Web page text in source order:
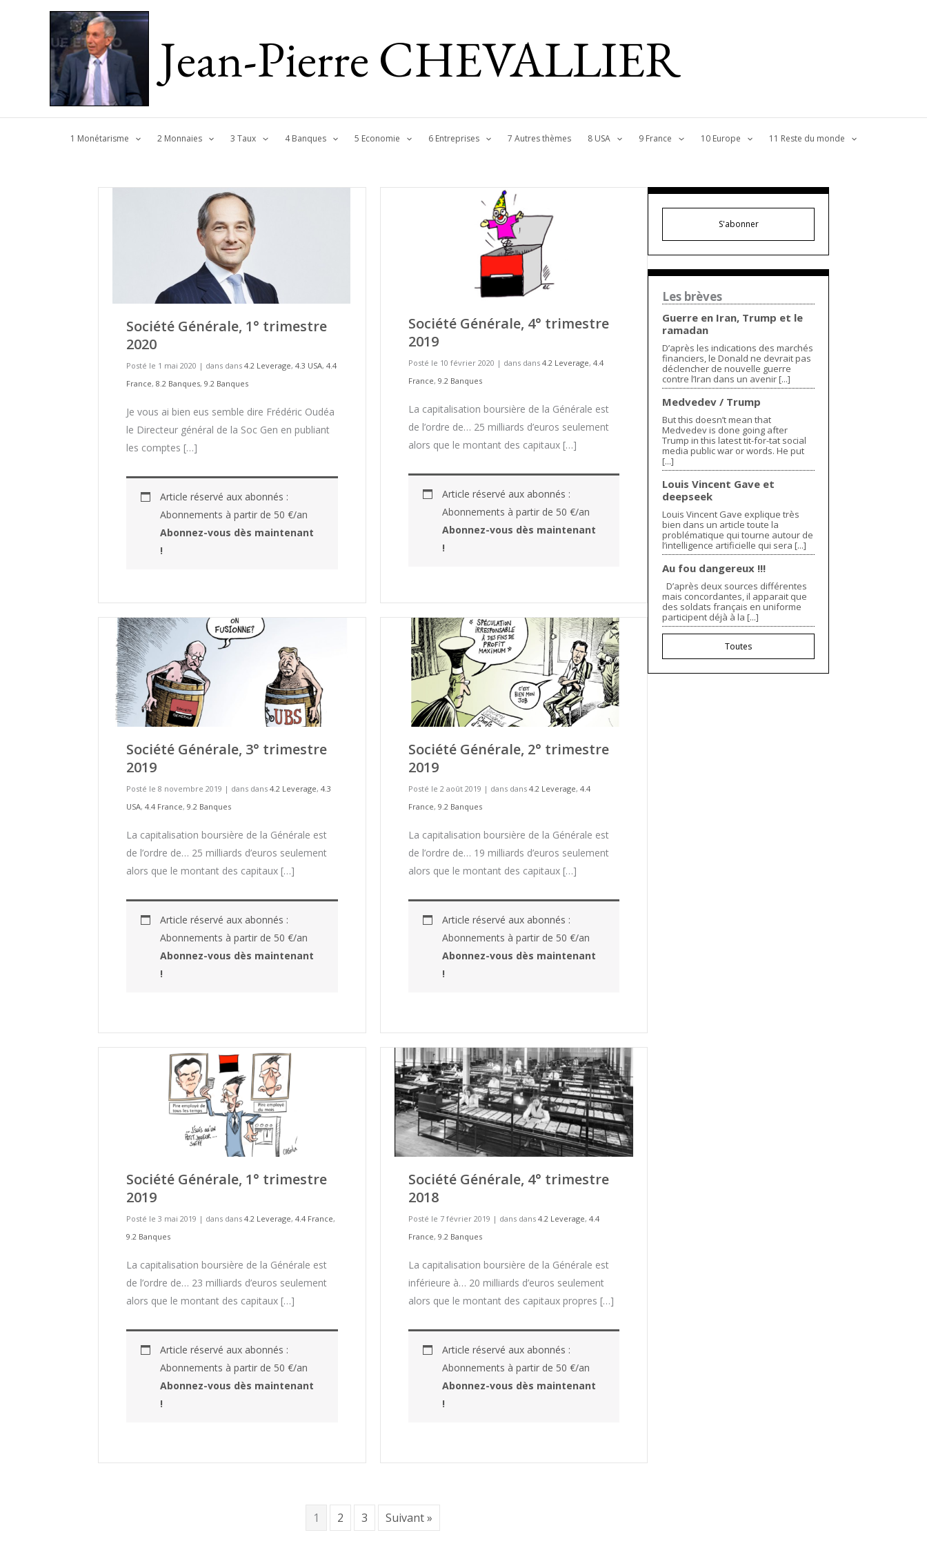
Jean-Pierre CHEVALLIER
1 Monétarisme 2 Monnaies 3 Taux 4 Banques 5 Economie 6 Entreprises 7 Autres thèmes 8 USA 9 France 10 Europe 11 Reste du monde
Société Générale, 1° trimestre
2020
Posté le 1 mai 2020 | dans dans 4.2 Leverage, 4.3 USA, 4.4
France, 8.2 Banques, 9.2 Banques
Je vous ai bien eus semble dire Frédéric Oudéa
le Directeur général de la Soc Gen en publiant
les comptes […]
Article réservé aux abonnés :
Abonnements à partir de 50 €/an
Abonnez-vous dès maintenant
!
Société Générale, 4° trimestre
2019
Posté le 10 février 2020 | dans dans 4.2 Leverage, 4.4
France, 9.2 Banques
La capitalisation boursière de la Générale est
de l’ordre de… 25 milliards d’euros seulement
alors que le montant des capitaux […]
Article réservé aux abonnés :
Abonnements à partir de 50 €/an
Abonnez-vous dès maintenant
!
Société Générale, 3° trimestre
2019
Posté le 8 novembre 2019 | dans dans 4.2 Leverage, 4.3
USA, 4.4 France, 9.2 Banques
La capitalisation boursière de la Générale est
de l’ordre de… 25 milliards d’euros seulement
alors que le montant des capitaux […]
Article réservé aux abonnés :
Abonnements à partir de 50 €/an
Abonnez-vous dès maintenant
!
Société Générale, 2° trimestre
2019
Posté le 2 août 2019 | dans dans 4.2 Leverage, 4.4
France, 9.2 Banques
La capitalisation boursière de la Générale est
de l’ordre de… 19 milliards d’euros seulement
alors que le montant des capitaux […]
Article réservé aux abonnés :
Abonnements à partir de 50 €/an
Abonnez-vous dès maintenant
!
Société Générale, 1° trimestre
2019
Posté le 3 mai 2019 | dans dans 4.2 Leverage, 4.4 France,
9.2 Banques
La capitalisation boursière de la Générale est
de l’ordre de… 23 milliards d’euros seulement
alors que le montant des capitaux […]
Article réservé aux abonnés :
Abonnements à partir de 50 €/an
Abonnez-vous dès maintenant
!
Société Générale, 4° trimestre
2018
Posté le 7 février 2019 | dans dans 4.2 Leverage, 4.4
France, 9.2 Banques
La capitalisation boursière de la Générale est
inférieure à… 20 milliards d’euros seulement
alors que le montant des capitaux propres […]
Article réservé aux abonnés :
Abonnements à partir de 50 €/an
Abonnez-vous dès maintenant
!
1 2 3 Suivant »
S'abonner
Les brèves
Guerre en Iran, Trump et le
ramadan
D’après les indications des marchés
financiers, le Donald ne devrait pas
déclencher de nouvelle guerre
contre l’Iran dans un avenir [...]
Medvedev / Trump
But this doesn’t mean that
Medvedev is done going after
Trump in this latest tit-for-tat social
media public war or words. He put
[...]
Louis Vincent Gave et
deepseek
Louis Vincent Gave explique très
bien dans un article toute la
problématique qui tourne autour de
l’intelligence artificielle qui sera [...]
Au fou dangereux !!!
D’après deux sources différentes
mais concordantes, il apparait que
des soldats français en uniforme
participent déjà à la [...]
Toutes